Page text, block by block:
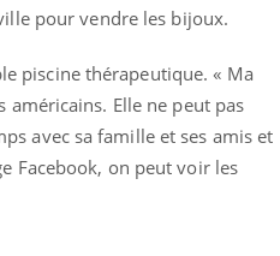
pour vendre les bijoux.
piscine thérapeutique. « Ma
Elle ne peut pas
avec sa famille et ses amis et
Facebook, on peut voir les